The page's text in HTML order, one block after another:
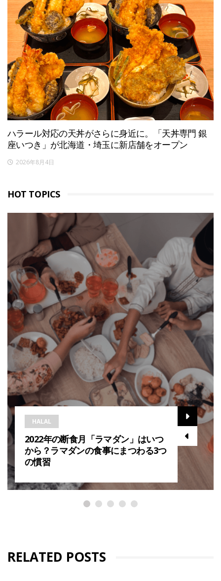
ハラール対応の天丼がさらに身近に。「天丼専門 銀
座いつき」が北海道・埼玉に新店舗をオープン
2026年8月4日
HOT TOPICS
HALAL
2022年の断食月「ラマダン」はいつ
から？ラマダンの食事にまつわる3つ
の慣習
RELATED POSTS